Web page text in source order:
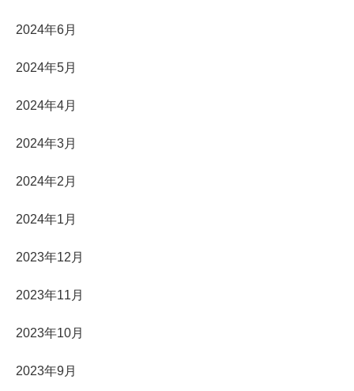
2024年6月
2024年5月
2024年4月
2024年3月
2024年2月
2024年1月
2023年12月
2023年11月
2023年10月
2023年9月